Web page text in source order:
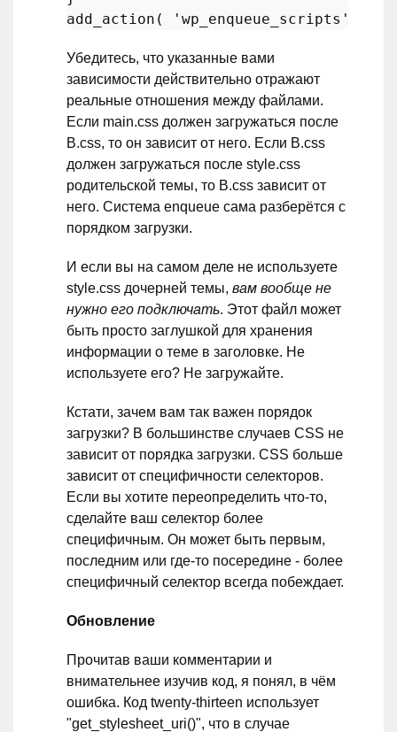
add_action ( 'wp_enqueue_scripts'
Убедитесь, что указанные вами
зависимости действительно отражают
реальные отношения между файлами.
Если main.css должен загружаться после
B.css, то он зависит от него. Если B.css
должен загружаться после style.css
родительской темы, то B.css зависит от
него. Система enqueue сама разберётся с
порядком загрузки.
И если вы на самом деле не используете
style.css дочерней темы, вам вообще не
нужно его подключать. Этот файл может
быть просто заглушкой для хранения
информации о теме в заголовке. Не
используете его? Не загружайте.
Кстати, зачем вам так важен порядок
загрузки? В большинстве случаев CSS не
зависит от порядка загрузки. CSS больше
зависит от специфичности селекторов.
Если вы хотите переопределить что-то,
сделайте ваш селектор более
специфичным. Он может быть первым,
последним или где-то посередине - более
специфичный селектор всегда побеждает.
Обновление
Прочитав ваши комментарии и
внимательнее изучив код, я понял, в чём
ошибка. Код twenty-thirteen использует
"get_stylesheet_uri()", что в случае